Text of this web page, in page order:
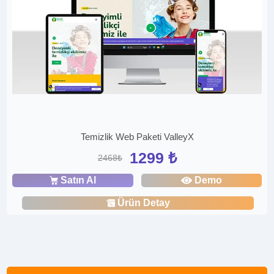
Temizlik Web Paketi ValleyX
2468₺ 1299 ₺
Satın Al Demo
Ürün Detay